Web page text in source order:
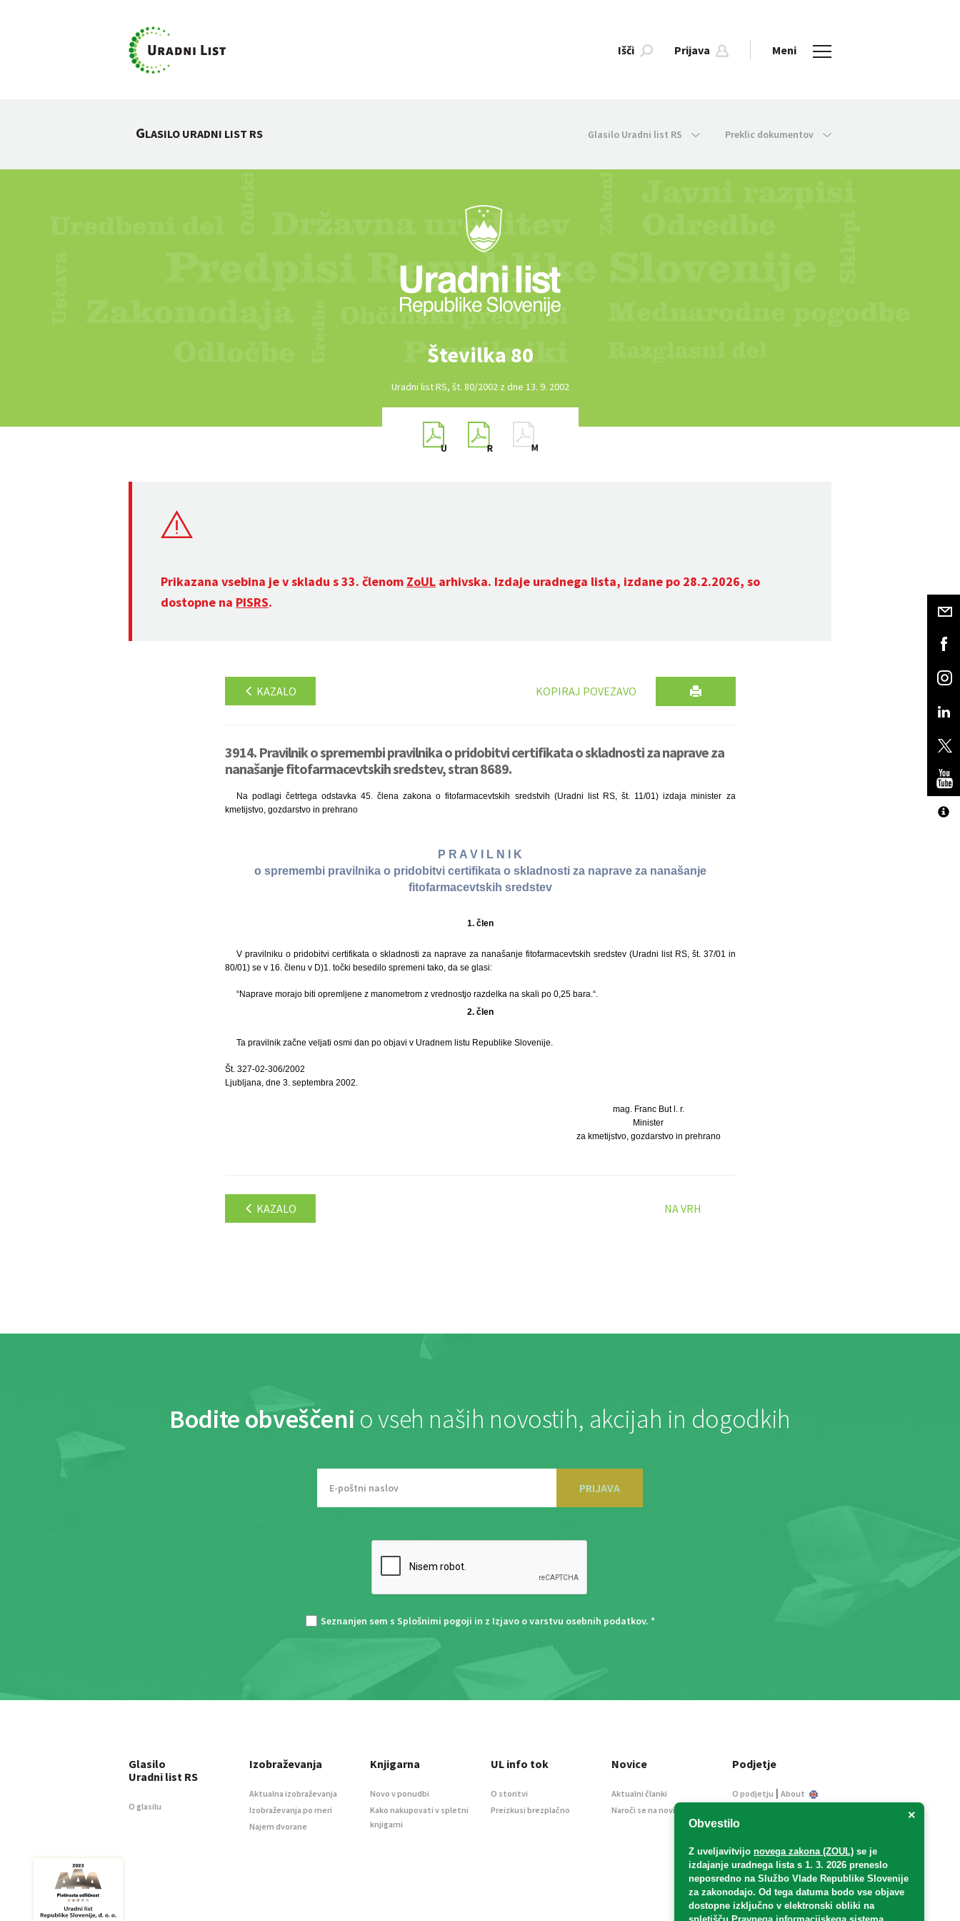
Išči Prijava Meni
GLASILO URADNI LIST RS Glasilo Uradni list RS Preklic dokumentov
Številka 80
Uradni list RS, št. 80/2002 z dne 13. 9. 2002
Prikazana vsebina je v skladu s 33. členom ZoUL arhivska. Izdaje uradnega lista, izdane po 28.2.2026, so
dostopne na PISRS.
KAZALO KOPIRAJ POVEZAVO
3914. Pravilnik o spremembi pravilnika o pridobitvi certifikata o skladnosti za naprave za
nanašanje fitofarmacevtskih sredstev, stran 8689.
Na podlagi četrtega odstavka 45. člena zakona o fitofarmacevtskih sredstvih (Uradni list RS, št. 11/01) izdaja minister za
kmetijstvo, gozdarstvo in prehrano
P R A V I L N I K
o spremembi pravilnika o pridobitvi certifikata o skladnosti za naprave za nanašanje
fitofarmacevtskih sredstev
1. člen
V pravilniku o pridobitvi certifikata o skladnosti za naprave za nanašanje fitofarmacevtskih sredstev (Uradni list RS, št. 37/01 in
80/01) se v 16. členu v D)1. točki besedilo spremeni tako, da se glasi:
“Naprave morajo biti opremljene z manometrom z vrednostjo razdelka na skali po 0,25 bara.“.
2. člen
Ta pravilnik začne veljati osmi dan po objavi v Uradnem listu Republike Slovenije.
Št. 327-02-306/2002
Ljubljana, dne 3. septembra 2002.
mag. Franc But l. r.
Minister
za kmetijstvo, gozdarstvo in prehrano
KAZALO NA VRH
Bodite obveščeni o vseh naših novostih, akcijah in dogodkih
PRIJAVA
Seznanjen sem s Splošnimi pogoji in z Izjavo o varstvu osebnih podatkov. *
×
Obvestilo
Z uveljavitvijo novega zakona (ZOUL) se je
izdajanje uradnega lista s 1. 3. 2026 preneslo
neposredno na Službo Vlade Republike Slovenije
za zakonodajo. Od tega datuma bodo vse objave
dostopne izključno v elektronski obliki na
Glasilo
Uradni list RS
O glasilu
Izobraževanja
Aktualna izobraževanja
Izobraževanja po meri
Najem dvorane
Knjigarna
Novo v ponudbi
Kako nakupovati v spletni
knjigarni
UL info tok
O storitvi
Preizkusi brezplačno
Novice
Aktualni članki
Naroči se na novice
Podjetje
O podjetju | About
Informacije javnega
Oglaševanje
Splošni pogoji
Izjava o varstvu osebnih
podatkov